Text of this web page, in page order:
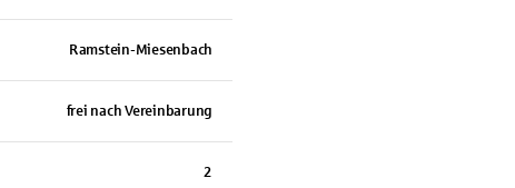
Ramstein-Miesenbach
frei nach Vereinbarung
2